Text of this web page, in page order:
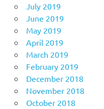
July 2019
June 2019
May 2019
April 2019
March 2019
February 2019
December 2018
November 2018
October 2018